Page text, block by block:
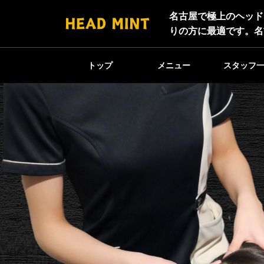
名古屋で極上のヘッ
りの方に最適です。
トップ メニュー スタッフ